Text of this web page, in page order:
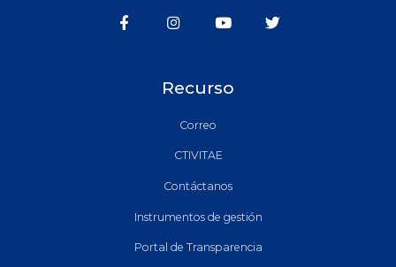
Recurso
Correo
CTIVITAE
Contáctanos
Instrumentos de gestión
Portal de Transparencia